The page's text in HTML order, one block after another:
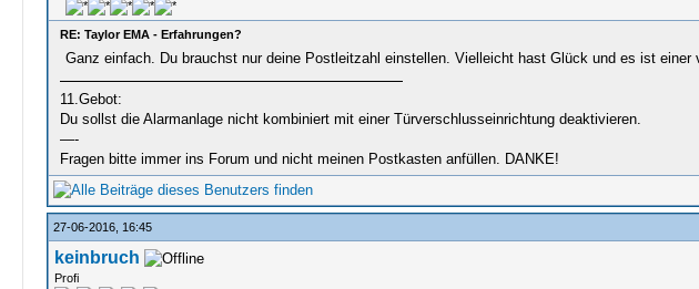
RE: Taylor EMA - Erfahrungen?
Ganz einfach. Du brauchst nur deine Postleitzahl einstellen. Vielleicht hast Glück und es ist einer
11.Gebot:
Du sollst die Alarmanlage nicht kombiniert mit einer Türverschlusseinrichtung deaktivieren.
—-
Fragen bitte immer ins Forum und nicht meinen Postkasten anfüllen. DANKE!
27-06-2016, 16:45
keinbruch
Profi